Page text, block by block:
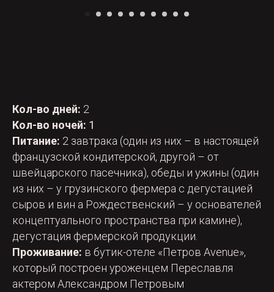
Кол-во дней: 2
Кол-во ночей: 1
Питание: 2 завтрака (один из них – в настоящей
французской кондитерской, другой – от
швейцарского пасечника), обеды и ужины (один
из них – у грузинского фермера с дегустацией
сыров и вин а Рождественский – у основателей
концептуального пространства при камине),
дегустация фермерской продукции.
Проживание: в бутик-отеле «Петров Avenue»,
который построен уроженцем Переславля
актером Александром Петровым